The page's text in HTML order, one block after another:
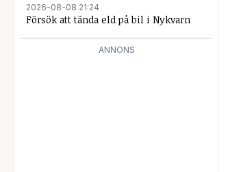
2026-08-08 21:24
Försök att tända eld på bil i Nykvarn
ANNONS